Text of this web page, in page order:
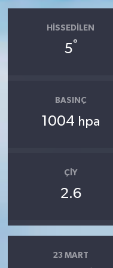
HISSEDILEN
5°
BASINÇ
1004 hpa
ÇIY
2.6
23 MART